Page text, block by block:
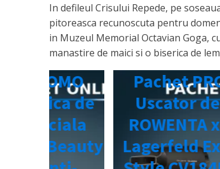
In defileul Crisului Repede, pe
pitoreasca recunoscuta pentru
in Muzeul Memorial Octavian Goga,
manastire de maici si o biserica de